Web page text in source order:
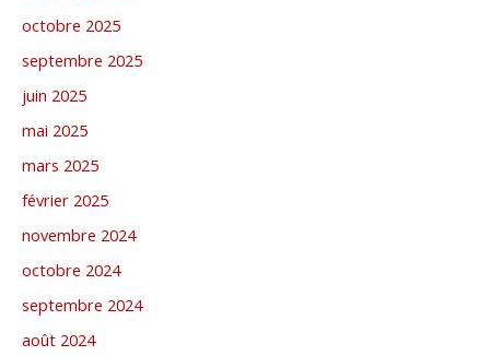
octobre 2025
septembre 2025
juin 2025
mai 2025
mars 2025
février 2025
novembre 2024
octobre 2024
septembre 2024
août 2024